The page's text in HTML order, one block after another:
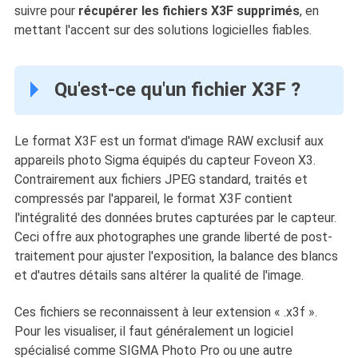
suivre pour récupérer les fichiers X3F supprimés, en
mettant l'accent sur des solutions logicielles fiables.
Qu'est-ce qu'un fichier X3F ?
Le format X3F est un format d'image RAW exclusif aux
appareils photo Sigma équipés du capteur Foveon X3.
Contrairement aux fichiers JPEG standard, traités et
compressés par l'appareil, le format X3F contient
l'intégralité des données brutes capturées par le capteur.
Ceci offre aux photographes une grande liberté de post-
traitement pour ajuster l'exposition, la balance des blancs
et d'autres détails sans altérer la qualité de l'image.
Ces fichiers se reconnaissent à leur extension « .x3f ».
Pour les visualiser, il faut généralement un logiciel
spécialisé comme SIGMA Photo Pro ou une autre